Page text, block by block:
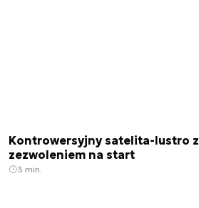
Kontrowersyjny satelita-lustro z
zezwoleniem na start
3 min.